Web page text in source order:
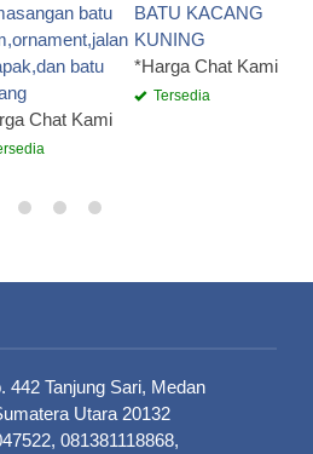
batu
batu
Chat Kami
BATU KACANG
KUNING
*Harga Chat Kami
Tersedia
442 Tanjung Sari, Medan
Utara 20132
081381118868,